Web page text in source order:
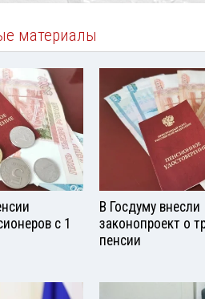
материалы
с 1
В Госдуму внесли
законопроект о
пенсии